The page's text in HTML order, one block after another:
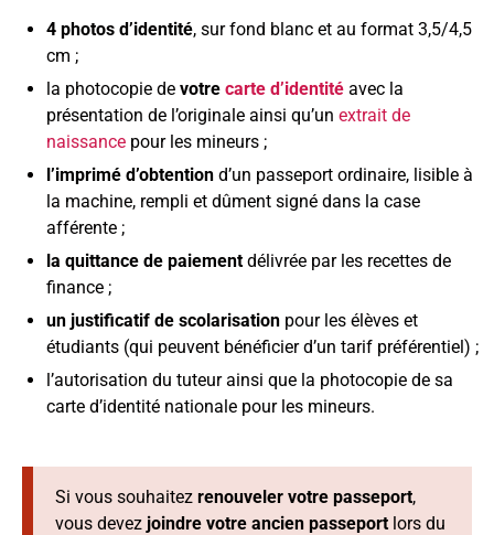
4 photos d’identité, sur fond blanc et au format 3,5/4,5
cm ;
la photocopie de votre carte d’identité avec la
présentation de l’originale ainsi qu’un extrait de
naissance pour les mineurs ;
l’imprimé d’obtention d’un passeport ordinaire, lisible à
la machine, rempli et dûment signé dans la case
afférente ;
la quittance de paiement délivrée par les recettes de
finance ;
un justificatif de scolarisation pour les élèves et
étudiants (qui peuvent bénéficier d’un tarif préférentiel) ;
l’autorisation du tuteur ainsi que la photocopie de sa
carte d’identité nationale pour les mineurs.
Si vous souhaitez renouveler votre passeport,
vous devez joindre votre ancien passeport lors du